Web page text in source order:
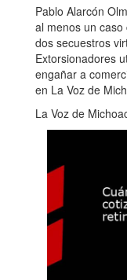
Pablo Alarcón
al menos un
dos secuestros
Extorsionadores
engañar a
en La Voz de
La Voz de